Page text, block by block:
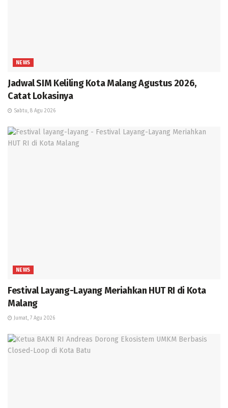
NEWS
Jadwal SIM Keliling Kota Malang Agustus 2026,
Catat Lokasinya
Sabtu, 8 Agu 2026
NEWS
Festival Layang-Layang Meriahkan HUT RI di Kota
Malang
Jumat, 7 Agu 2026